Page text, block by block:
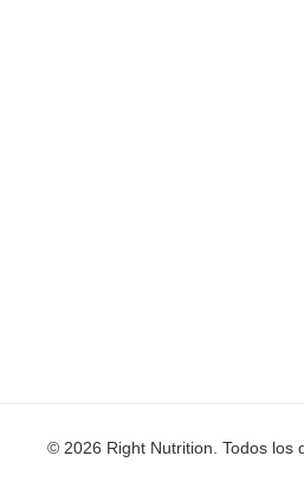
© 2026 Right Nutrition. Todos los